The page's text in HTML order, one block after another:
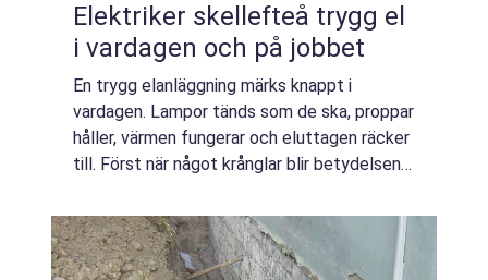
Elektriker skellefteå trygg el
i vardagen och på jobbet
En trygg elanläggning märks knappt i
vardagen. Lampor tänds som de ska, proppar
håller, värmen fungerar och eluttagen räcker
till. Först när något krånglar blir betydelsen
privatpersoner, företag och fas...